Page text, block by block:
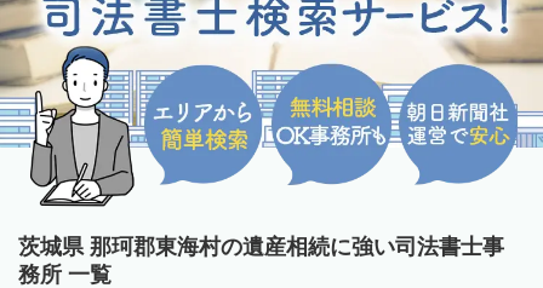
茨城県 那珂郡東海村の遺産相続に強い司法書士事
務所 一覧